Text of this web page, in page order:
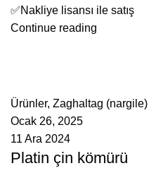
✅Nakliye lisansı ile satış
Continue reading
Ürünler, Zaghaltag (nargile)
Ocak 26, 2025
11 Ara 2024
Platin çin kömürü